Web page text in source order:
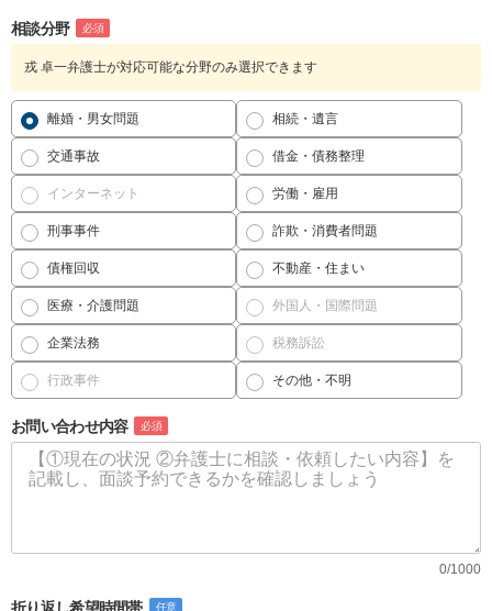
相談分野 必須
戎 卓一弁護士が対応可能な分野のみ選択できます
離婚・男女問題 相続・遺言
交通事故 借金・債務整理
インターネット 労働・雇用
刑事事件 詐欺・消費者問題
債権回収 不動産・住まい
医療・介護問題 外国人・国際問題
企業法務 税務訴訟
行政事件 その他・不明
お問い合わせ内容 必須
0/1000
任意